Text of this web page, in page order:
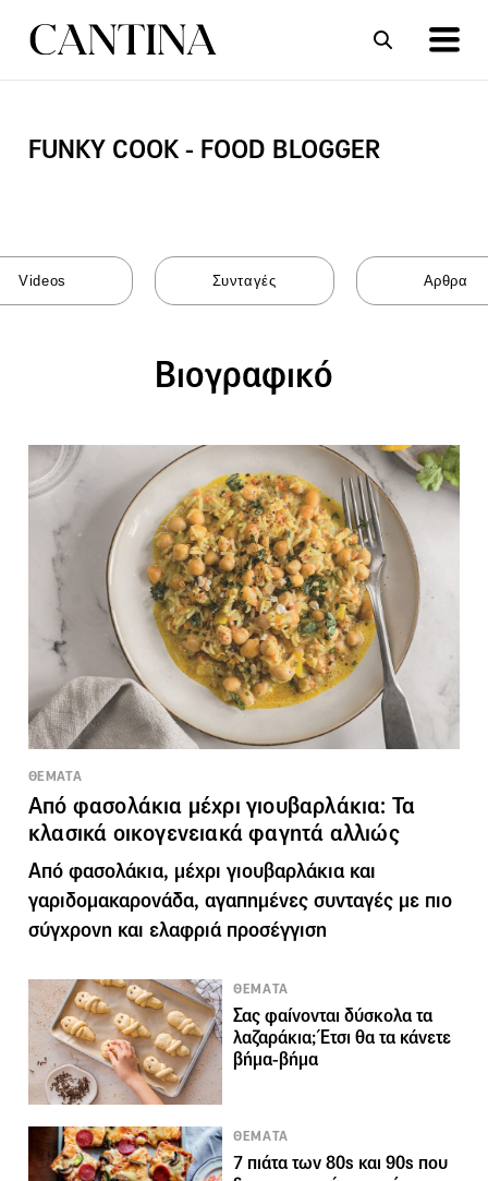
ΣΥΝΤΑΓΕΣ ΑΡΘΡΑ
FUNKY COOK - FOOD BLOGGER
Βιογραφικό
ΘΕΜΑΤΑ
Από φασολάκια μέχρι γιουβαρλάκια: Τα
κλασικά οικογενειακά φαγητά αλλιώς
Από φασολάκια, μέχρι γιουβαρλάκια και
γαριδομακαρονάδα, αγαπημένες συνταγές με πιο
σύγχρονη και ελαφριά προσέγγιση
ΘΕΜΑΤΑ
Σας φαίνονται δύσκολα τα
λαζαράκια; Έτσι θα τα κάνετε
βήμα-βήμα
ΘΕΜΑΤΑ
7 πιάτα των 80s και 90s που